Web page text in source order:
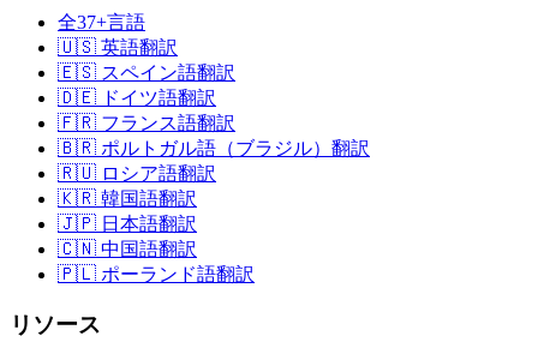
全37+言語
🇺🇸 英語翻訳
🇪🇸 スペイン語翻訳
🇩🇪 ドイツ語翻訳
🇫🇷 フランス語翻訳
🇧🇷 ポルトガル語（ブラジル）翻訳
🇷🇺 ロシア語翻訳
🇰🇷 韓国語翻訳
🇯🇵 日本語翻訳
🇨🇳 中国語翻訳
🇵🇱 ポーランド語翻訳
リソース